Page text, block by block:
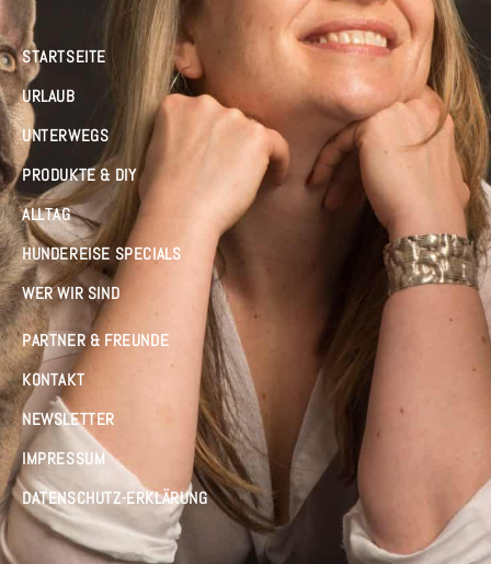
STARTSEITE
URLAUB
UNTERWEGS
PRODUKTE & DIY
ALLTAG
HUNDEREISE SPECIALS
WER WIR SIND
PARTNER & FREUNDE
KONTAKT
NEWSLETTER
IMPRESSUM
DATENSCHUTZ-ERKLÄRUNG